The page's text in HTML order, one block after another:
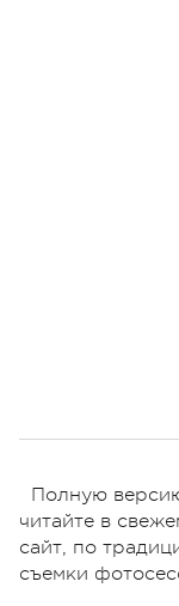
Полную
читайте в
сайт, по
съемки